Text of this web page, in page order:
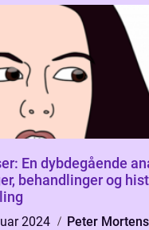
En dybdegående
behandlinger og
2024
Peter